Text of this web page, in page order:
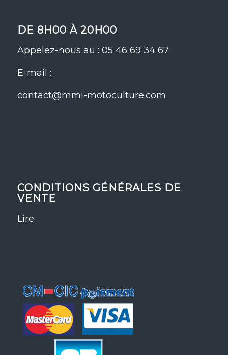
DE 8H00 À 20H00
Appelez-nous au : 05 46 69 34 67
E-mail :
contact@mmi-motoculture.com
CONDITIONS GÉNÉRALES DE
VENTE
Lire